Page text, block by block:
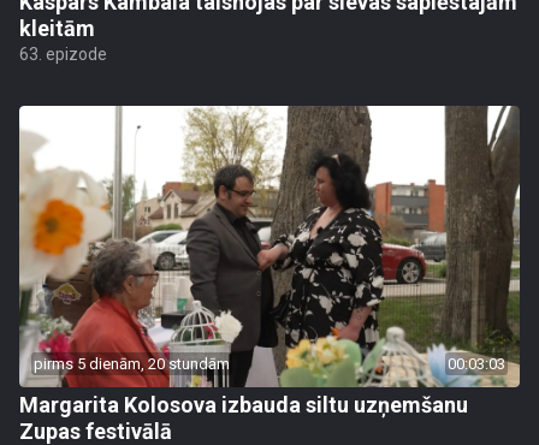
kleitām
63. epizode
pirms 5 dienām, 20 stundām 00:03:03
Margarita Kolosova izbauda siltu uzņemšanu
Zupas festivālā